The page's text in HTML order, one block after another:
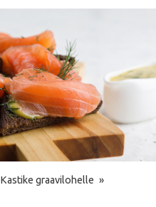
Kastike graavilohelle